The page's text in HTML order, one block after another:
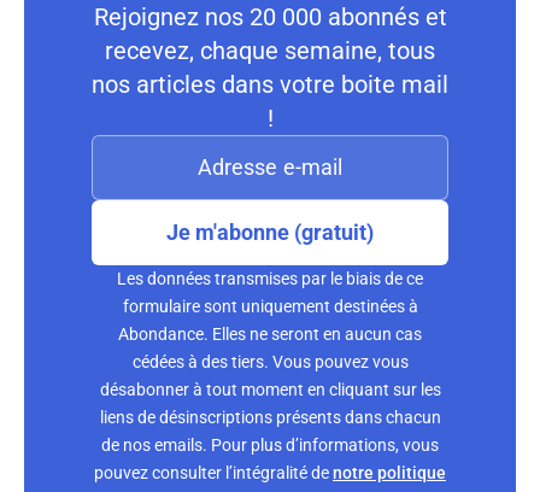
Rejoignez nos 20 000 abonnés et
recevez, chaque semaine, tous
nos articles dans votre boite mail
!
Je m'abonne (gratuit)
Les données transmises par le biais de ce
formulaire sont uniquement destinées à
Abondance. Elles ne seront en aucun cas
cédées à des tiers. Vous pouvez vous
désabonner à tout moment en cliquant sur les
liens de désinscriptions présents dans chacun
de nos emails. Pour plus d’informations, vous
pouvez consulter l’intégralité denotre politique